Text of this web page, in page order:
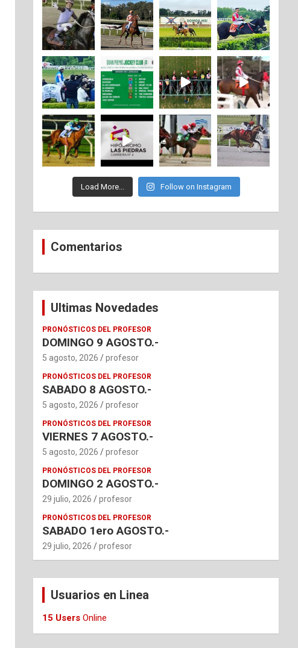
Load More... Follow on Instagram
Comentarios
Ultimas Novedades
PRONÓSTICOS DEL PROFESOR
DOMINGO 9 AGOSTO.-
5 agosto, 2026 profesor
PRONÓSTICOS DEL PROFESOR
SABADO 8 AGOSTO.-
5 agosto, 2026 profesor
PRONÓSTICOS DEL PROFESOR
VIERNES 7 AGOSTO.-
5 agosto, 2026 profesor
PRONÓSTICOS DEL PROFESOR
DOMINGO 2 AGOSTO.-
29 julio, 2026 profesor
PRONÓSTICOS DEL PROFESOR
SABADO 1ero AGOSTO.-
29 julio, 2026 profesor
Usuarios en Linea
15 Users Online